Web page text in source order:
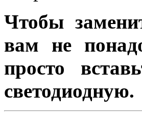
Чтобы
вам не
просто
светодиодную.